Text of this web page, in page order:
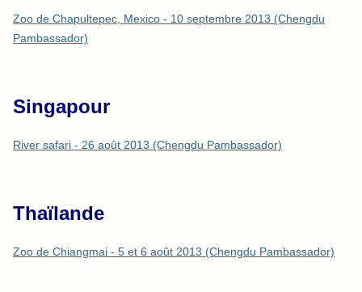
Zoo de Chapultepec, Mexico - 10 septembre 2013 (Chengdu
Pambassador)
Singapour
River safari - 26 août 2013 (Chengdu Pambassador)
Thaïlande
Zoo de Chiangmai - 5 et 6 août 2013 (Chengdu Pambassador)